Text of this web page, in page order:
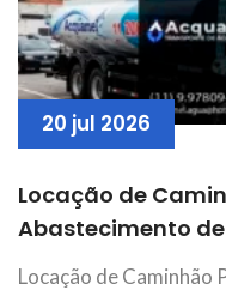
20 jul 2026
Locação de
Abastecimento
Locação de Caminhão